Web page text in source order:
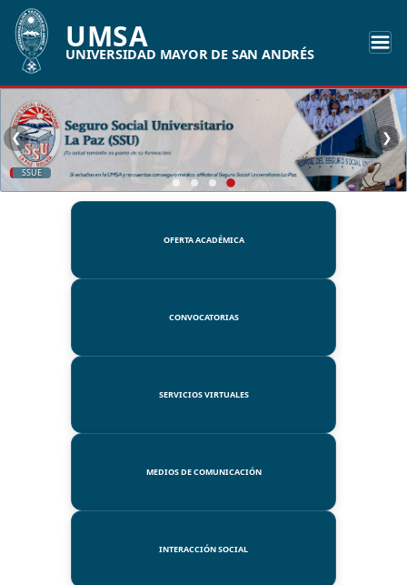
UMSA
UNIVERSIDAD MAYOR DE SAN ANDRÉS
SSUE
❮ ❯
OFERTA ACADÉMICA
CONVOCATORIAS
SERVICIOS VIRTUALES
MEDIOS DE COMUNICACIÓN
INTERACCIÓN SOCIAL